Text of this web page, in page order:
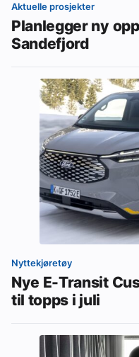
Aktuelle prosjekter
Planlegger ny
Sandefjord
Nyttekjøretøy
Nye E-Transit
til topps i juli